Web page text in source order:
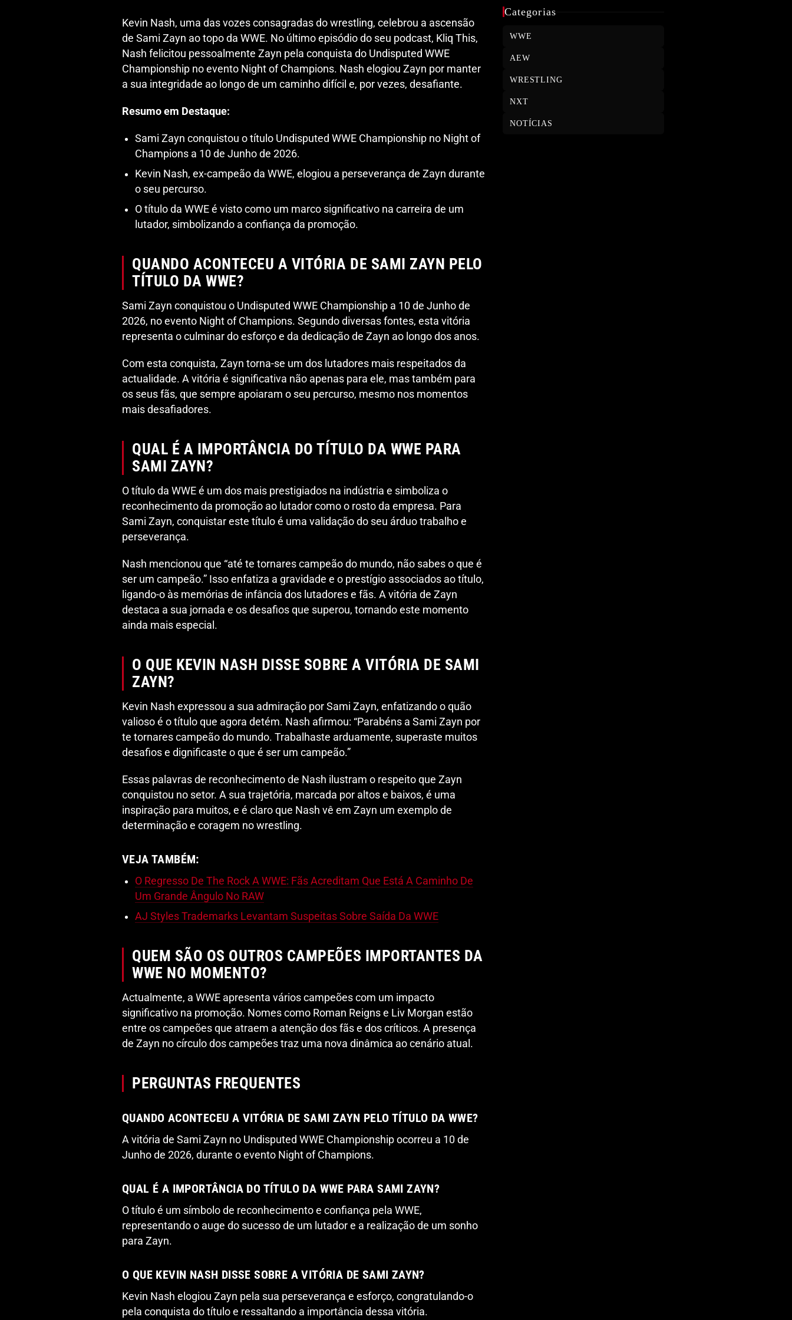
Kevin Nash, uma das vozes consagradas do wrestling, celebrou a ascensão
de Sami Zayn ao topo da WWE. No último episódio do seu podcast, Kliq This,
Nash felicitou pessoalmente Zayn pela conquista do Undisputed WWE
Championship no evento Night of Champions. Nash elogiou Zayn por manter
a sua integridade ao longo de um caminho difícil e, por vezes, desafiante.
Resumo em Destaque:
Sami Zayn conquistou o título Undisputed WWE Championship no Night of
Champions a 10 de Junho de 2026.
Kevin Nash, ex-campeão da WWE, elogiou a perseverança de Zayn durante
o seu percurso.
O título da WWE é visto como um marco significativo na carreira de um
lutador, simbolizando a confiança da promoção.
QUANDO ACONTECEU A VITÓRIA DE SAMI ZAYN PELO
TÍTULO DA WWE?
Sami Zayn conquistou o Undisputed WWE Championship a 10 de Junho de
2026, no evento Night of Champions. Segundo diversas fontes, esta vitória
representa o culminar do esforço e da dedicação de Zayn ao longo dos anos.
Com esta conquista, Zayn torna-se um dos lutadores mais respeitados da
actualidade. A vitória é significativa não apenas para ele, mas também para
os seus fãs, que sempre apoiaram o seu percurso, mesmo nos momentos
mais desafiadores.
QUAL É A IMPORTÂNCIA DO TÍTULO DA WWE PARA
SAMI ZAYN?
O título da WWE é um dos mais prestigiados na indústria e simboliza o
reconhecimento da promoção ao lutador como o rosto da empresa. Para
Sami Zayn, conquistar este título é uma validação do seu árduo trabalho e
perseverança.
Nash mencionou que “até te tornares campeão do mundo, não sabes o que é
ser um campeão.” Isso enfatiza a gravidade e o prestígio associados ao título,
ligando-o às memórias de infância dos lutadores e fãs. A vitória de Zayn
destaca a sua jornada e os desafios que superou, tornando este momento
ainda mais especial.
O QUE KEVIN NASH DISSE SOBRE A VITÓRIA DE SAMI
ZAYN?
Kevin Nash expressou a sua admiração por Sami Zayn, enfatizando o quão
valioso é o título que agora detém. Nash afirmou: “Parabéns a Sami Zayn por
te tornares campeão do mundo. Trabalhaste arduamente, superaste muitos
desafios e dignificaste o que é ser um campeão.”
Essas palavras de reconhecimento de Nash ilustram o respeito que Zayn
conquistou no setor. A sua trajetória, marcada por altos e baixos, é uma
inspiração para muitos, e é claro que Nash vê em Zayn um exemplo de
determinação e coragem no wrestling.
VEJA TAMBÉM:
O Regresso De The Rock A WWE: Fãs Acreditam Que Está A Caminho De
Um Grande Ângulo No RAW
AJ Styles Trademarks Levantam Suspeitas Sobre Saída Da WWE
QUEM SÃO OS OUTROS CAMPEÕES IMPORTANTES DA
WWE NO MOMENTO?
Actualmente, a WWE apresenta vários campeões com um impacto
significativo na promoção. Nomes como Roman Reigns e Liv Morgan estão
entre os campeões que atraem a atenção dos fãs e dos críticos. A presença
de Zayn no círculo dos campeões traz uma nova dinâmica ao cenário atual.
PERGUNTAS FREQUENTES
QUANDO ACONTECEU A VITÓRIA DE SAMI ZAYN PELO TÍTULO DA WWE?
A vitória de Sami Zayn no Undisputed WWE Championship ocorreu a 10 de
Junho de 2026, durante o evento Night of Champions.
QUAL É A IMPORTÂNCIA DO TÍTULO DA WWE PARA SAMI ZAYN?
O título é um símbolo de reconhecimento e confiança pela WWE,
representando o auge do sucesso de um lutador e a realização de um sonho
para Zayn.
O QUE KEVIN NASH DISSE SOBRE A VITÓRIA DE SAMI ZAYN?
Kevin Nash elogiou Zayn pela sua perseverança e esforço, congratulando-o
pela conquista do título e ressaltando a importância dessa vitória.
Categorias
WWE
AEW
WRESTLING
NXT
NOTÍCIAS